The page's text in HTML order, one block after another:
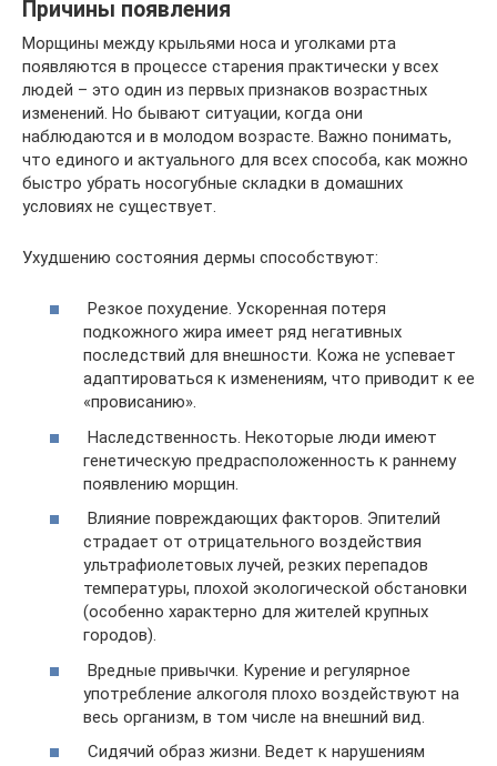
Причины появления
Морщины между крыльями носа и уголками рта
появляются в процессе старения практически у всех
людей – это один из первых признаков возрастных
изменений. Но бывают ситуации, когда они
наблюдаются и в молодом возрасте. Важно понимать,
что единого и актуального для всех способа, как можно
быстро убрать носогубные складки в домашних
условиях не существует.
Ухудшению состояния дермы способствуют:
Резкое похудение. Ускоренная потеря
подкожного жира имеет ряд негативных
последствий для внешности. Кожа не успевает
адаптироваться к изменениям, что приводит к ее
«провисанию».
Наследственность. Некоторые люди имеют
генетическую предрасположенность к раннему
появлению морщин.
Влияние повреждающих факторов. Эпителий
страдает от отрицательного воздействия
ультрафиолетовых лучей, резких перепадов
температуры, плохой экологической обстановки
(особенно характерно для жителей крупных
городов).
Вредные привычки. Курение и регулярное
употребление алкоголя плохо воздействуют на
весь организм, в том числе на внешний вид.
Сидячий образ жизни. Ведет к нарушениям